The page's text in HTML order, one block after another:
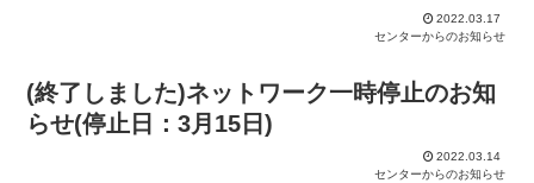
2022.03.17
センターからのお知らせ
(終了しました)ネットワーク一時停止のお知
らせ(停止日：3月15日)
2022.03.14
センターからのお知らせ